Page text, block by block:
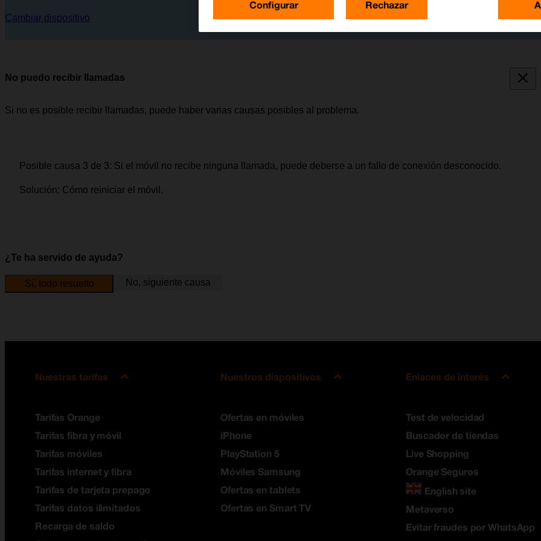
Cambiar dispositivo
No puedo recibir llamadas
Si no es posible recibir llamadas, puede haber varias causas posibles al problema.
Posible causa 3 de 3: Si el móvil no recibe ninguna llamada, puede deberse a un fallo de conexión desconocido.
Solución: Cómo reiniciar el móvil.
¿Te ha servido de ayuda?
Sí, todo resuelto No, siguiente causa
Nuestras tarifas
Tarifas Orange
Tarifas fibra y móvil
Tarifas móviles
Tarifas internet y fibra
Tarifas de tarjeta prepago
Tarifas datos ilimitados
Recarga de saldo
Nuestros dispositivos
Ofertas en móviles
iPhone
PlayStation 5
Móviles Samsung
Ofertas en tablets
Ofertas en Smart TV
Enlaces de interés
Test de velocidad
Buscador de tiendas
Live Shopping
Orange Seguros
English site
Metaverso
Evitar fraudes por WhatsApp
Configurar Rechazar